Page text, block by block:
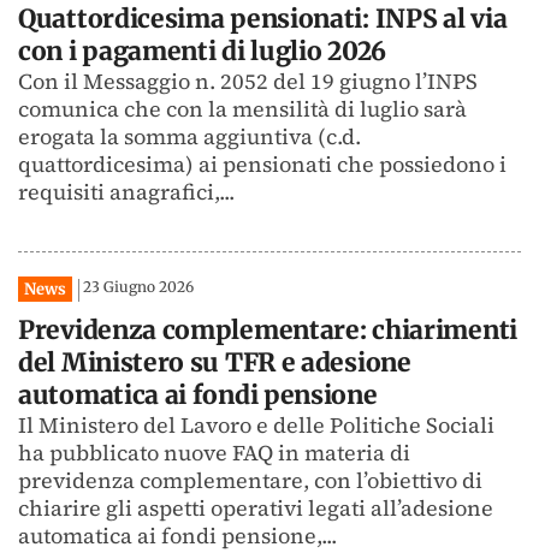
Quattordicesima pensionati: INPS al via
con i pagamenti di luglio 2026
Con il Messaggio n. 2052 del 19 giugno l’INPS
comunica che con la mensilità di luglio sarà
erogata la somma aggiuntiva (c.d.
quattordicesima) ai pensionati che possiedono i
requisiti anagrafici,...
News 23 Giugno 2026
Previdenza complementare: chiarimenti
del Ministero su TFR e adesione
automatica ai fondi pensione
Il Ministero del Lavoro e delle Politiche Sociali
ha pubblicato nuove FAQ in materia di
previdenza complementare, con l’obiettivo di
chiarire gli aspetti operativi legati all’adesione
automatica ai fondi pensione,...